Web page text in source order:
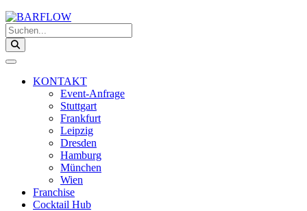
Suchen...
KONTAKT
Event-Anfrage
Stuttgart
Frankfurt
Leipzig
Dresden
Hamburg
München
Wien
Franchise
Cocktail Hub